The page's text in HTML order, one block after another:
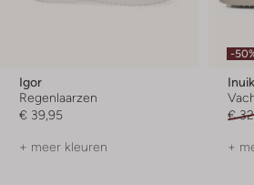
Igor
Regenlaarzen
€ 39,95
+ meer kleuren
-
€
+